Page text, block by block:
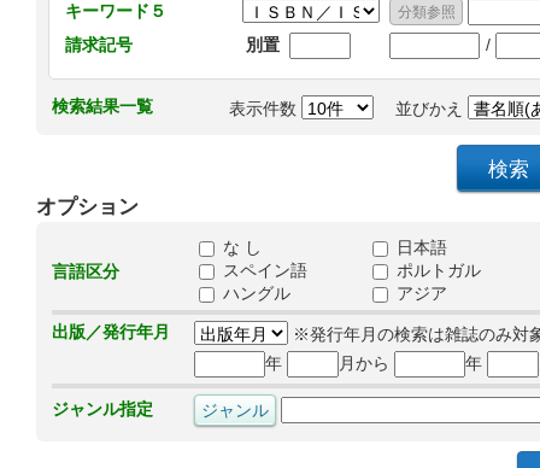
キーワード５
請求記号
別置 /
検索結果一覧 表示件数 並びかえ
オプション
言語区分
な し
日本語
スペイン語
ポルトガル
ハングル
アジア
出版／発行年月
※発行年月の検索は雑誌のみ対
年
月から 年
ジャンル指定